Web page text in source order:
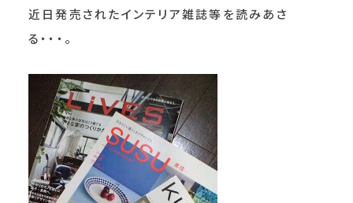
近日発売されたインテリア雑誌等を読みあさ
る・・・。